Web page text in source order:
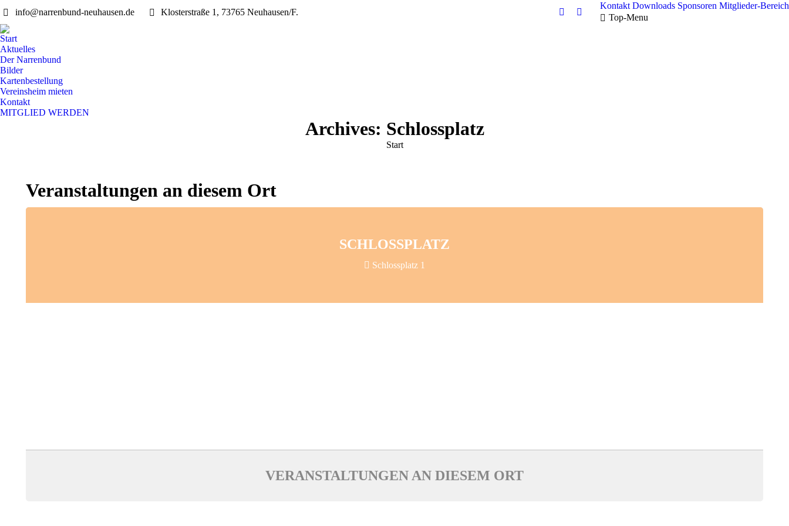
info@narrenbund-neuhausen.de Klosterstraße 1, 73765 Neuhausen/F.
FacebookInstagram
Kontakt Downloads Sponsoren Mitglieder-Bereich
Top-Menu
Start
Aktuelles
Der Narrenbund
Bilder
Kartenbestellung
Vereinsheim mieten
Kontakt
MITGLIED WERDEN
Archives: Schlossplatz
Sie befinden sich hier:
Start
Veranstaltungen an diesem Ort
SCHLOSSPLATZ
Schlossplatz 1
VERANSTALTUNGEN AN DIESEM ORT